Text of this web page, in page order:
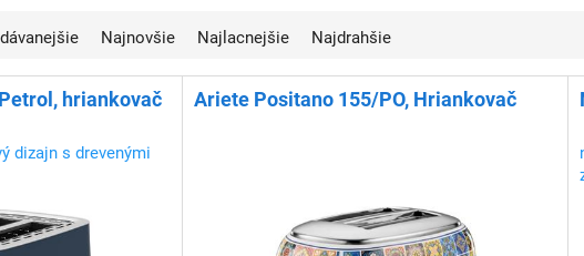
Najnovšie Najlacnejšie Najdrahšie
hriankovač
dizajn s drevenými
Ariete Positano 155/PO, Hriankovač